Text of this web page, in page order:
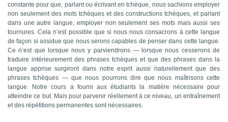
constante pour que, parlant ou écrivant en tchèque, nous sachions employer
non seulement des mots tchèques et des constructions tchèques, et parlant
dans une autre langue, employer non seulement ses mots mais aussi ses
tournures. Cela n’est possible que si nous nous consacrons à cette langue
de façon si assidue que nous serons capables de penser dans cette langue.
Ce n’est que lorsque nous y parviendrons — lorsque nous cesserons de
traduire intérieurement des phrases tchèques et que des phrases dans la
langue apprise surgiront dans notre esprit aussi naturellement que des
phrases tchèques — que nous pourrons dire que nous maîtrisons cette
langue. Notre cours a fourni aux étudiants la matière nécessaire pour
atteindre ce but. Mais pour parvenir réellement à ce niveau, un entraînement
et des répétitions permanentes sont nécessaires.